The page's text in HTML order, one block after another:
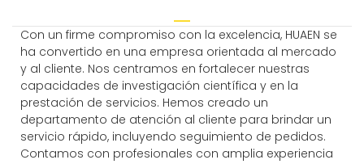
Con un firme compromiso con la excelencia, HUAEN se
ha convertido en una empresa orientada al mercado
y al cliente. Nos centramos en fortalecer nuestras
capacidades de investigación científica y en la
prestación de servicios. Hemos creado un
departamento de atención al cliente para brindar un
servicio rápido, incluyendo seguimiento de pedidos.
Contamos con profesionales con amplia experiencia